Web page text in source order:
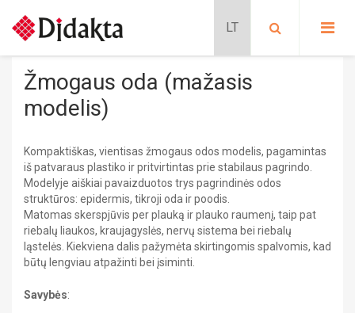
Lavinančios kortelės
Situacijų kortelės
Schubi ToGo kortelės
Lavinančios priemonės
Nikitino sistema
Didaktiniai žaidimai
Stalo žaidimai
Dėlionės
PRATYBŲ SĄSIUVINIAI
METODINĖS PRIEMONĖS
MOKOMIEJI PLAKATAI
DALIJAMOJI MEDŽIAGA
KLASĖS REIKMENYS
PAPILDOMOS PRIEMONĖS
SIENINIAI ŽEMĖLAPIAI
GAUBLIAI
FILMAI
PASIRINKITE KATEGORIJĄ:
PROGIMNAZIJA
BIOLOGIJA
CHEMIJA
DAILĖ
FIZIKA
Žmogaus oda (mažasis
modelis)
Kompaktiškas, vientisas žmogaus odos modelis, pagamintas
iš patvaraus plastiko ir pritvirtintas prie stabilaus pagrindo.
Modelyje aiškiai pavaizduotos trys pagrindinės odos
struktūros: epidermis, tikroji oda ir poodis.
Matomas skerspjūvis per plauką ir plauko raumenį, taip pat
riebalų liaukos, kraujagyslės, nervų sistema bei riebalų
ląstelės. Kiekviena dalis pažymėta skirtingomis spalvomis, kad
būtų lengviau atpažinti bei įsiminti.
Savybės: